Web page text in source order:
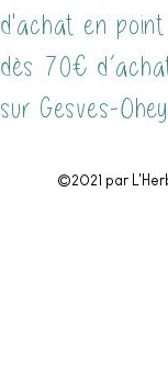
d'achat en point
dès 70€
sur Gesves-
©2021 par